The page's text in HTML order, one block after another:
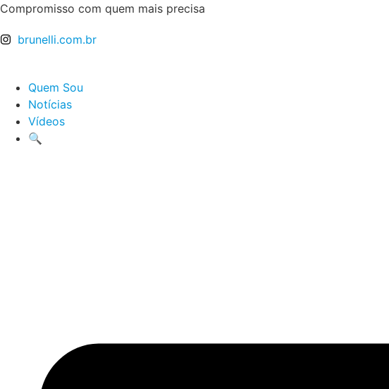
Ir
o
Compromisso com quem mais precisa
brunelli.com.br
Quem Sou
Notícias
Vídeos
🔍